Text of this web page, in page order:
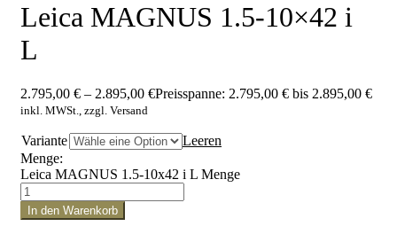
Leica MAGNUS 1.5-10×42 i
L
2.795,00 € – 2.895,00 €Preisspanne: 2.795,00 € bis 2.895,00 €
inkl. MWSt., zzgl. Versand
Variante
Leeren
Menge:
Leica MAGNUS 1.5-10x42 i L Menge
In den Warenkorb